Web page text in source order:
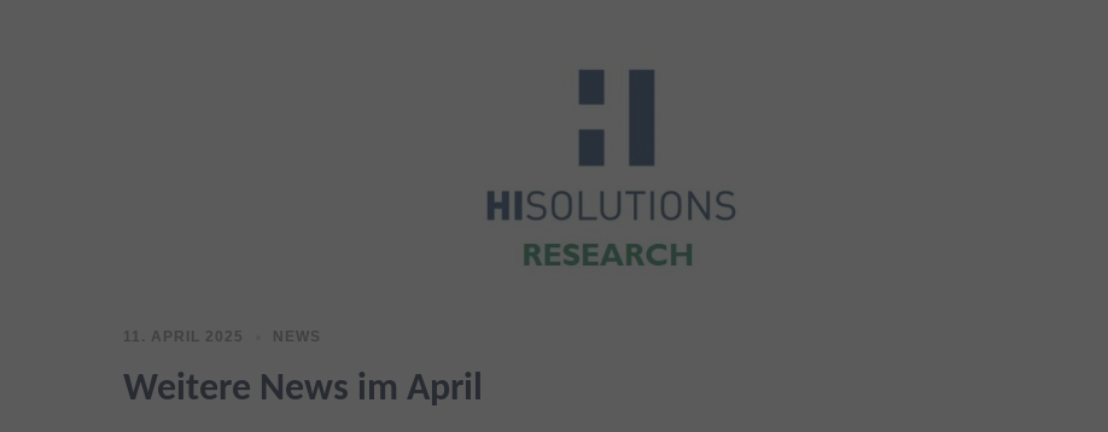
11. APRIL 2025 NEWS
Weitere News im April